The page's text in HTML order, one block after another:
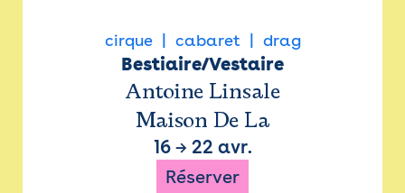
cirque cabaret drag
Bestiaire/Vestaire
Antoine Linsale
Maison De La
16→ 22 avr.
Réserver